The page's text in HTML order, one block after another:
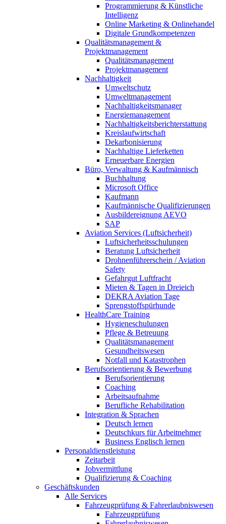
Programmierung & Künstliche
Intelligenz
Online Marketing & Onlinehandel
Digitale Grundkompetenzen
Qualitätsmanagement &
Projektmanagement
Qualitätsmanagement
Projektmanagement
Nachhaltigkeit
Umweltschutz
Umweltmanagement
Nachhaltigkeitsmanager
Energiemanagement
Nachhaltigkeitsberichterstattung
Kreislaufwirtschaft
Dekarbonisierung
Nachhaltige Lieferketten
Erneuerbare Energien
Büro, Verwaltung & Kaufmännisch
Buchhaltung
Microsoft Office
Kaufmann
Kaufmännische Qualifizierungen
Ausbildereignung AEVO
SAP
Aviation Services (Luftsicherheit)
Luftsicherheitsschulungen
Beratung Luftsicherheit
Drohnenführerschein / Aviation
Safety
Gefahrgut Luftfracht
Mieten & Tagen in Dreieich
DEKRA Aviation Tage
Sprengstoffspürhunde
HealthCare Training
Hygieneschulungen
Pflege & Betreuung
Qualitätsmanagement
Gesundheitswesen
Notfall und Katastrophen
Berufsorientierung & Bewerbung
Berufsorientierung
Coaching
Arbeitsaufnahme
Berufliche Rehabilitation
Integration & Sprachen
Deutsch lernen
Deutschkurs für Arbeitnehmer
Business Englisch lernen
Personaldienstleistung
Zeitarbeit
Jobvermittlung
Qualifizierung & Coaching
Geschäftskunden
Alle Services
Fahrzeugprüfung & Fahrerlaubniswesen
Fahrzeugprüfung